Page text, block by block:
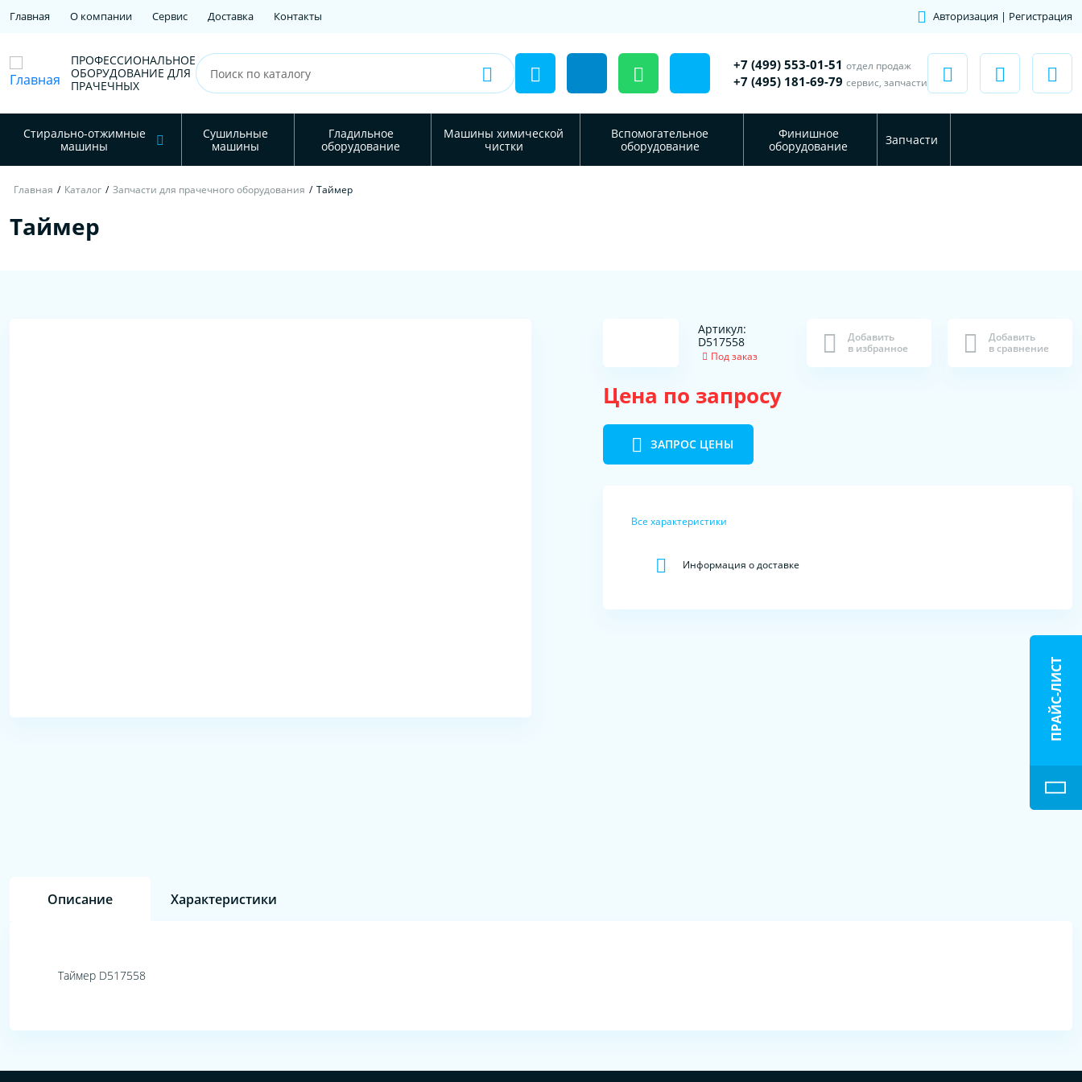
Главная О компании Сервис Доставка Контакты Авторизация | Регистрация
ПРОФЕССИОНАЛЬНОЕ
ОБОРУДОВАНИЕ ДЛЯ
ПРАЧЕЧНЫХ
+7 (499) 553-01-51 отдел продаж
+7 (495) 181-69-79 сервис, запчасти
Стирально-отжимные
машины
Сушильные
машины
Гладильное
оборудование
Машины химической
чистки
Вспомогательное
оборудование
Финишное
оборудование
Запчасти
Главная / Каталог / Запчасти для прачечного оборудования / Таймер
Таймер
Артикул:
D517558
Под заказ
Добавить
в избранное
Добавить
в сравнение
Цена по запросу
ЗАПРОС ЦЕНЫ
Все характеристики
Информация о доставке
Описание Характеристики
Таймер D517558
ПРАЙС-ЛИСТ